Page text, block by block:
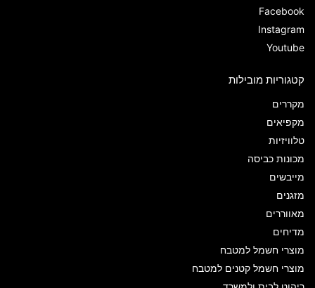
Facebook
Instagram
Youtube
קטגוריות מובילות
מקררים
מקפיאים
טלוויזיות
מכונות כביסה
מייבשים
מזגנים
מאווררים
מדיחים
מוצרי חשמל למטבח
מוצרי חשמל קטנים למטבח